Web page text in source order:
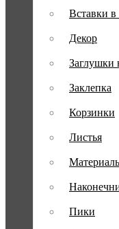
Вставки
Декор
Заглушки
Заклепка
Корзинки
Листья
Пики